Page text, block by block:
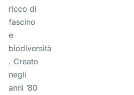
ricco di
fascino
e
biodiversità
. Creato
negli
anni ’80